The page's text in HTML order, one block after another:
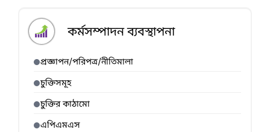
কর্মসম্পাদন ব্যবস্থাপনা
প্রজ্ঞাপন/পরিপত্র/নীতিমালা
চুক্তিসমূহ
চুক্তির কাঠামো
এপিএমএস